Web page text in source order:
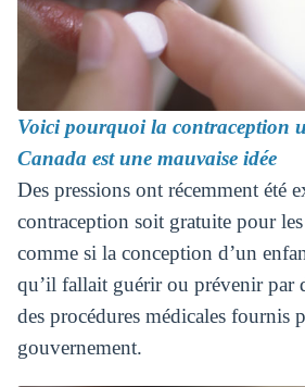
Voici pourquoi la contraception
Canada est une mauvaise idée
Des pressions ont récemment été
contraception soit gratuite pour
comme si la conception d’un
qu’il fallait guérir ou prévenir par
des procédures médicales fournis
gouvernement.